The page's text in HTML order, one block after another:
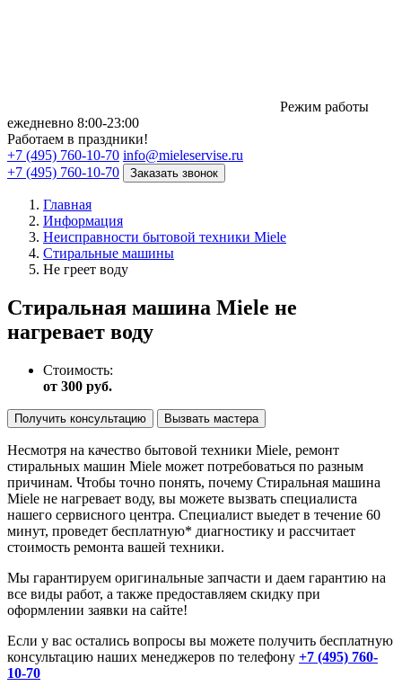
Режим работы
eжедневно 8:00-23:00
Работаем в праздники!
+7 (495) 760-10-70 info@mieleservise.ru
+7 (495) 760-10-70
Заказать звонок
Главная
Информация
Неисправности бытовой техники Miele
Стиральные машины
Не греет воду
Стиральная машина Miele не
нагревает воду
Стоимость:
от 300 руб.
Получить консультацию Вызвать мастера
Несмотря на качество бытовой техники Miele, ремонт
стиральных машин Miele может потребоваться по разным
причинам. Чтобы точно понять, почему Стиральная машина
Miele не нагревает воду, вы можете вызвать специалиста
нашего сервисного центра. Специалист выедет в течение 60
минут, проведет бесплатную* диагностику и рассчитает
стоимость ремонта вашей техники.
Мы гарантируем оригинальные запчасти и даем гарантию на
все виды работ, а также предоставляем скидку при
оформлении заявки на сайте!
Если у вас остались вопросы вы можете получить бесплатную
консультацию наших менеджеров по телефону +7 (495) 760-
10-70